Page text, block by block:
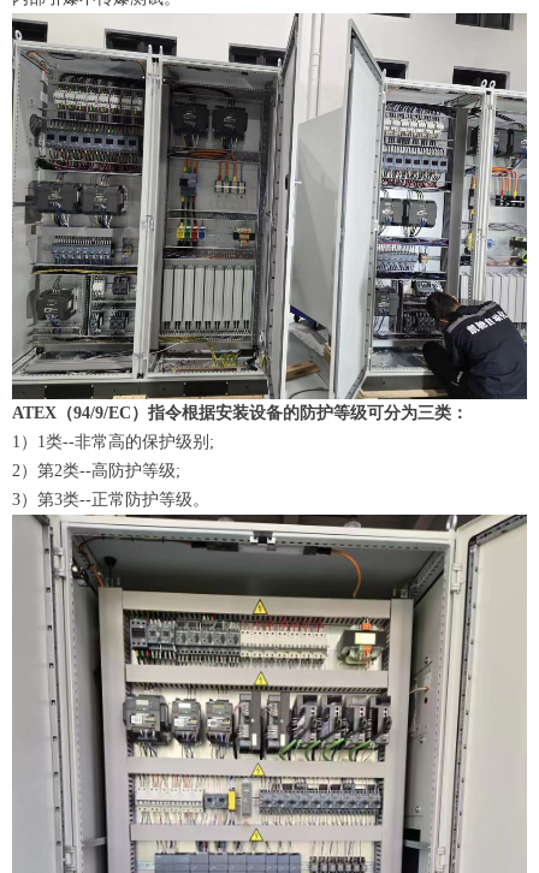
ATEX（94/9/EC）指令根据安装设备的防护等级可分为三类：
1）1类--非常高的保护级别;
2）第2类--高防护等级;
3）第3类--正常防护等级。